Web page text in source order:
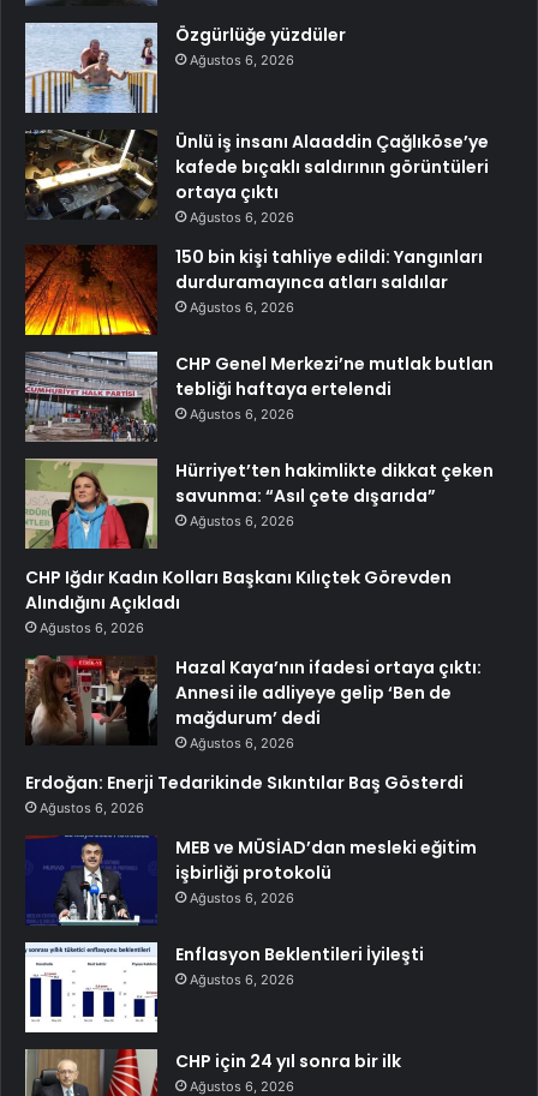
Özgürlüğe yüzdüler
Ağustos 6, 2026
Ünlü iş insanı Alaaddin Çağlıköse’ye
kafede bıçaklı saldırının görüntüleri
ortaya çıktı
Ağustos 6, 2026
150 bin kişi tahliye edildi: Yangınları
durduramayınca atları saldılar
Ağustos 6, 2026
CHP Genel Merkezi’ne mutlak butlan
tebliği haftaya ertelendi
Ağustos 6, 2026
Hürriyet’ten hakimlikte dikkat çeken
savunma: “Asıl çete dışarıda”
Ağustos 6, 2026
CHP Iğdır Kadın Kolları Başkanı Kılıçtek Görevden
Alındığını Açıkladı
Ağustos 6, 2026
Hazal Kaya’nın ifadesi ortaya çıktı:
Annesi ile adliyeye gelip ‘Ben de
mağdurum’ dedi
Ağustos 6, 2026
Erdoğan: Enerji Tedarikinde Sıkıntılar Baş Gösterdi
Ağustos 6, 2026
MEB ve MÜSİAD’dan mesleki eğitim
işbirliği protokolü
Ağustos 6, 2026
Enflasyon Beklentileri İyileşti
Ağustos 6, 2026
CHP için 24 yıl sonra bir ilk
Ağustos 6, 2026